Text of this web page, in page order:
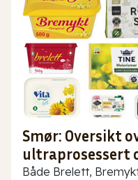
Smør: Oversikt
ultraprosessert
Både Brelett,